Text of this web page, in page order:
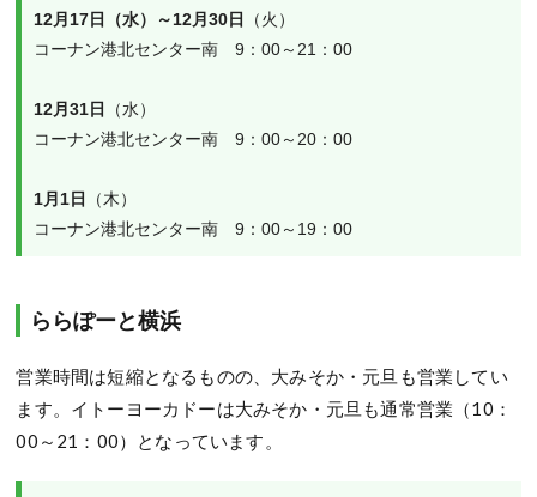
12月17日（水）～12月30日
（火）
コーナン港北センター南　9：00～21：00
12月31日
（水）
コーナン港北センター南　9：00～20：00
1月1日
（木）
コーナン港北センター南　9：00～19：00
ららぽーと横浜
営業時間は短縮となるものの、大みそか・元旦も営業してい
ます。イトーヨーカドーは大みそか・元旦も通常営業（10：
00～21：00）となっています。